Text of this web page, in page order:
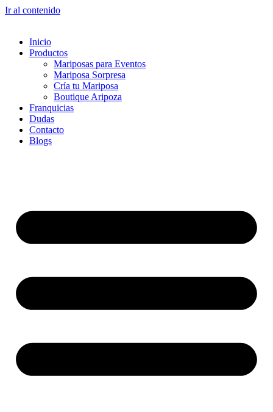
Ir al contenido
Inicio
Productos
Mariposas para Eventos
Mariposa Sorpresa
Cría tu Mariposa
Boutique Aripoza
Franquicias
Dudas
Contacto
Blogs